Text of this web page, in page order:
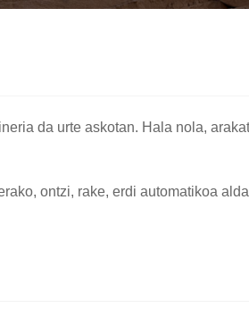
da urte askotan. Hala nola,
ontzi, rake, erdi automatikoa